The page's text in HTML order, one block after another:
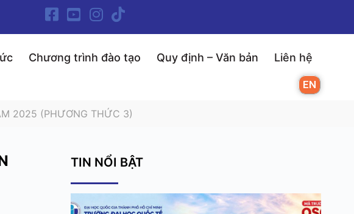
Chương trình đào tạo Quy định – Văn bản Liên hệ
EN
2025 (PHƯƠNG THỨC 3)
TIN NỔI BẬT